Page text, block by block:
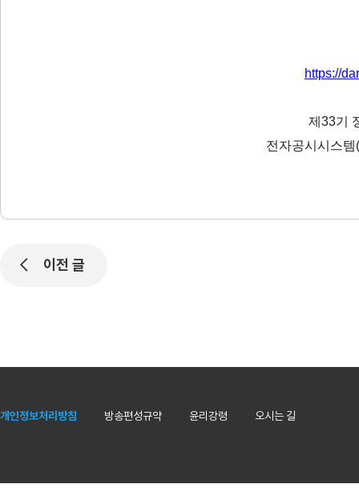
https://
제33기
전자공시시스템(
이전 글
개인정보처리방침 방송편성규약 윤리강령 오시는 길